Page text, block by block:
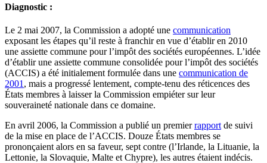
Diagnostic :
Le 2 mai 2007, la Commission a adopté une communication
exposant les étapes qu’il reste à franchir en vue d’établir en 2010
une assiette commune pour l’impôt des sociétés européennes. L’idée
d’établir une assiette commune consolidée pour l’impôt des sociétés
(ACCIS) a été initialement formulée dans une communication de
2001 , mais a progressé lentement, compte-tenu des réticences des
États membres à laisser la Commission empiéter sur leur
souveraineté nationale dans ce domaine.
En avril 2006, la Commission a publié un premierrapport de suivi
de la mise en place de l’ACCIS. Douze États membres se
prononçaient alors en sa faveur, sept contre (l’Irlande, la Lituanie, la
Lettonie, la Slovaquie, Malte et Chypre), les autres étaient indécis.